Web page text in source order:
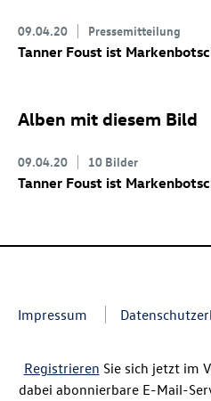
09.04.20 Pressemitteilung
Tanner Foust ist
Alben mit diesem Bild
09.04.20 10 Bilder
Tanner Foust ist
Impressum
Registrieren Sie sich jetzt im
dabei abonnierbare E-Mail-